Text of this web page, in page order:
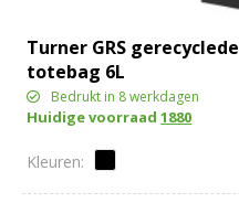
Turner GRS gerecyclede
totebag 6L
Bedrukt in 8 werkdagen
Huidige voorraad1880